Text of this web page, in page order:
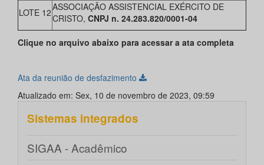
LOTE 12ASSOCIAÇÃO ASSISTENCIAL EXÉRCITO DE
CRISTO, CNPJ n. 24.283.820/0001-04
Clique no arquivo abaixo para acessar a ata completa
Ata da reunião de desfazimento
Atualizado em: Sex, 10 de novembro de 2023, 09:59
Sistemas integrados
SIGAA - Acadêmico